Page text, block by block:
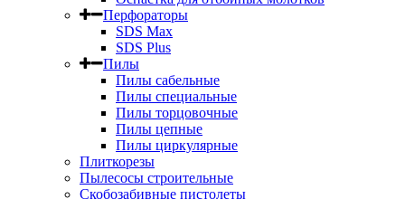
Перфораторы
SDS Max
SDS Plus
Пилы
Пилы сабельные
Пилы специальные
Пилы торцовочные
Пилы цепные
Пилы циркулярные
Плиткорезы
Пылесосы строительные
Скобозабивные пистолеты